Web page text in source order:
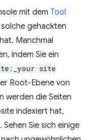
mit dem Tool
gehackten
Manchmal
indem Sie ein
site
Root-Ebene von
werden die Seiten
indexiert hat,
Sie sich einige